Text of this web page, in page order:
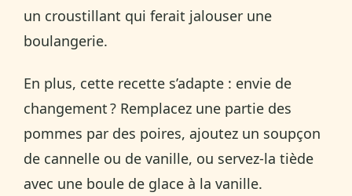
un croustillant qui ferait jalouser une
boulangerie.
En plus, cette recette s’adapte : envie de
changement ? Remplacez une partie des
pommes par des poires, ajoutez un soupçon
de cannelle ou de vanille, ou servez-la tiède
avec une boule de glace à la vanille.